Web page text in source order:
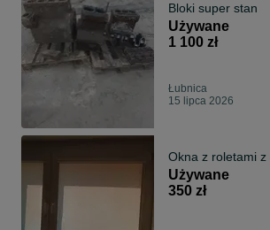
Bloki super stan
Używane
1 100 zł
Łubnica
15 lipca 2026
Okna z roletami z
Używane
350 zł